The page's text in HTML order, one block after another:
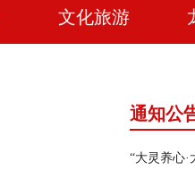
文化旅游
通知公